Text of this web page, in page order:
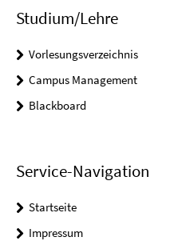
Studium/Lehre
Vorlesungsverzeichnis
Campus Management
Blackboard
Service-Navigation
Startseite
Impressum